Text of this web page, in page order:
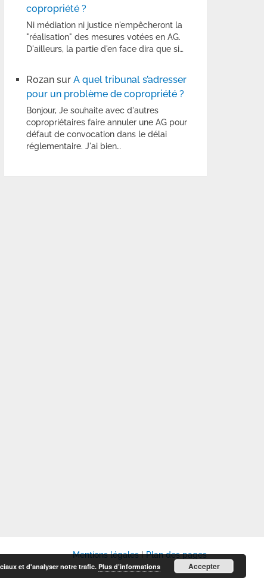
copropriété ?
Ni médiation ni justice n'empêcheront la
"réalisation" des mesures votées en AG.
D'ailleurs, la partie d'en face dira que si…
Rozan surA quel tribunal s’adresser
pour un problème de copropriété ?
Bonjour, Je souhaite avec d'autres
copropriétaires faire annuler une AG pour
défaut de convocation dans le délai
réglementaire. J'ai bien…
Mentions légalesIPlan des pages
et d'analyser notre trafic. Plus d’informations Accepter